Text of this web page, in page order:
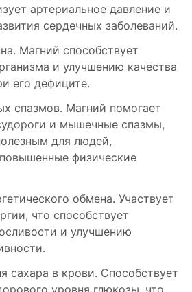
артериальное давление и
сердечных заболеваний.
Магний способствует
и улучшению качества
его дефиците.
спазмов. Магний помогает
и мышечные спазмы,
для людей,
физические
обмена. Участвует
что способствует
и улучшению
сахара в крови. Способствует
уровня глюкозы, что